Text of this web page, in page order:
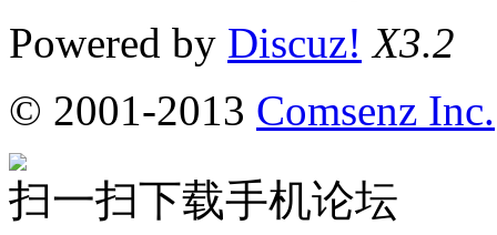
Powered by Discuz! X3.2
© 2001-2013 Comsenz Inc.
扫一扫下载手机论坛